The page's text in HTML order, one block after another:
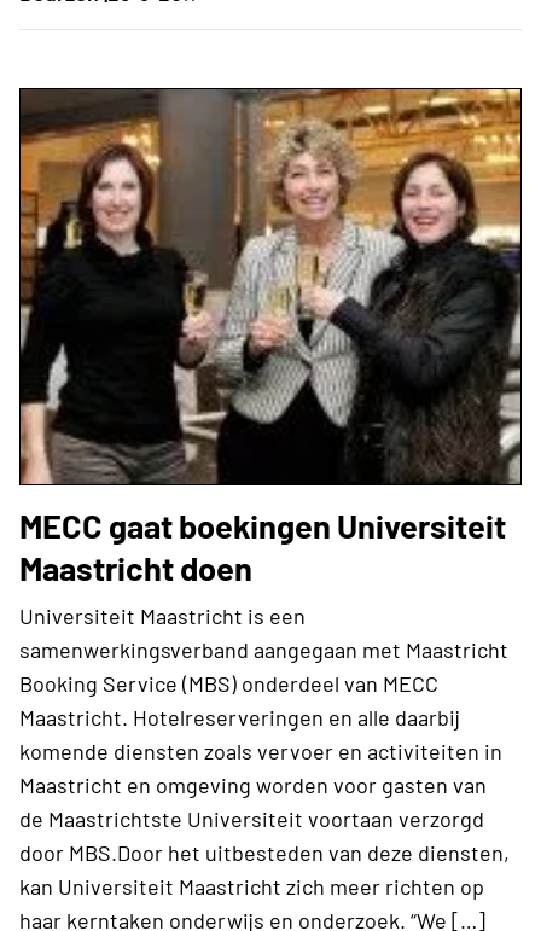
MECC gaat boekingen Universiteit
Maastricht doen
Universiteit Maastricht is een
samenwerkingsverband aangegaan met Maastricht
Booking Service (MBS) onderdeel van MECC
Maastricht. Hotelreserveringen en alle daarbij
komende diensten zoals vervoer en activiteiten in
Maastricht en omgeving worden voor gasten van
de Maastrichtste Universiteit voortaan verzorgd
door MBS.Door het uitbesteden van deze diensten,
kan Universiteit Maastricht zich meer richten op
haar kerntaken onderwijs en onderzoek. “We […]